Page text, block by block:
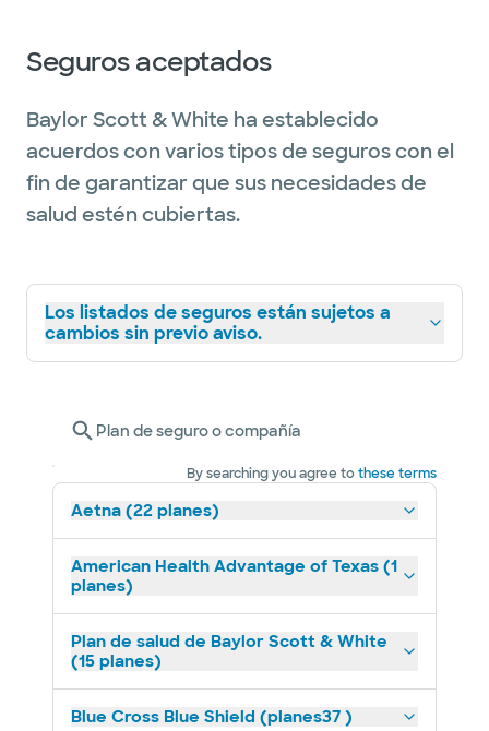
Seguros aceptados
Baylor Scott & White ha establecido
acuerdos con varios tipos de seguros con el
fin de garantizar que sus necesidades de
salud estén cubiertas.
Los listados de seguros están sujetos a
cambios sin previo aviso.
Plan de seguro o compañía
By searching you agree tothese terms
Aetna (22 planes)
American Health Advantage of Texas (1
planes)
Plan de salud de Baylor Scott & White
(15 planes)
Blue Cross Blue Shield (planes37 )